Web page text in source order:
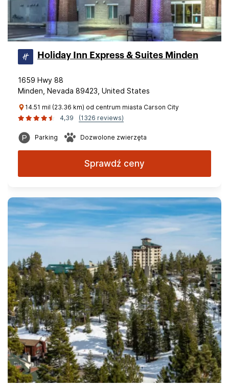
Holiday Inn Express & Suites Minden
1659 Hwy 88
Minden, Nevada 89423, United States
14.51 mil (23.36 km) od centrum miasta Carson City
4,39
(1326 reviews)
Parking Dozwolone zwierzęta
Sprawdź ceny